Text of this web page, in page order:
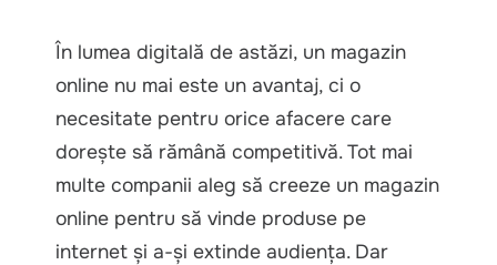
În lumea digitală de astăzi, un magazin
online nu mai este un avantaj, ci o
necesitate pentru orice afacere care
dorește să rămână competitivă. Tot mai
multe companii aleg să creeze un magazin
online pentru să vinde produse pe
internet și a-și extinde audiența. Dar